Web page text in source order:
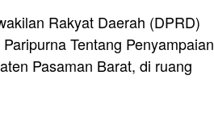
Rakyat Daerah (DPRD)
Tentang Penyampaian
Pasaman Barat, di ruang